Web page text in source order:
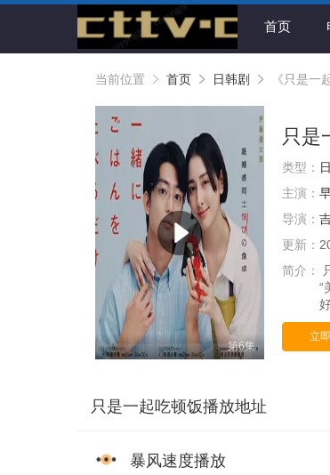
首页
当前位置 首页 日韩剧 《只是一
第6集
只是
类型：
主演：
导演：
更新：
简介：
“
立
只是一起吃顿饭播放地址
暴风速度播放